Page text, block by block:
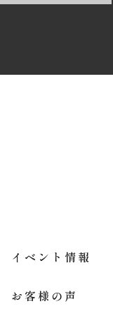
イベント情報
お客様の声